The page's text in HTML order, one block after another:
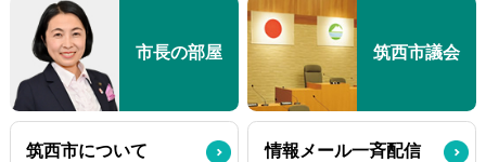
市長の部屋 筑西市議会
筑西市について 情報メール一斉配信